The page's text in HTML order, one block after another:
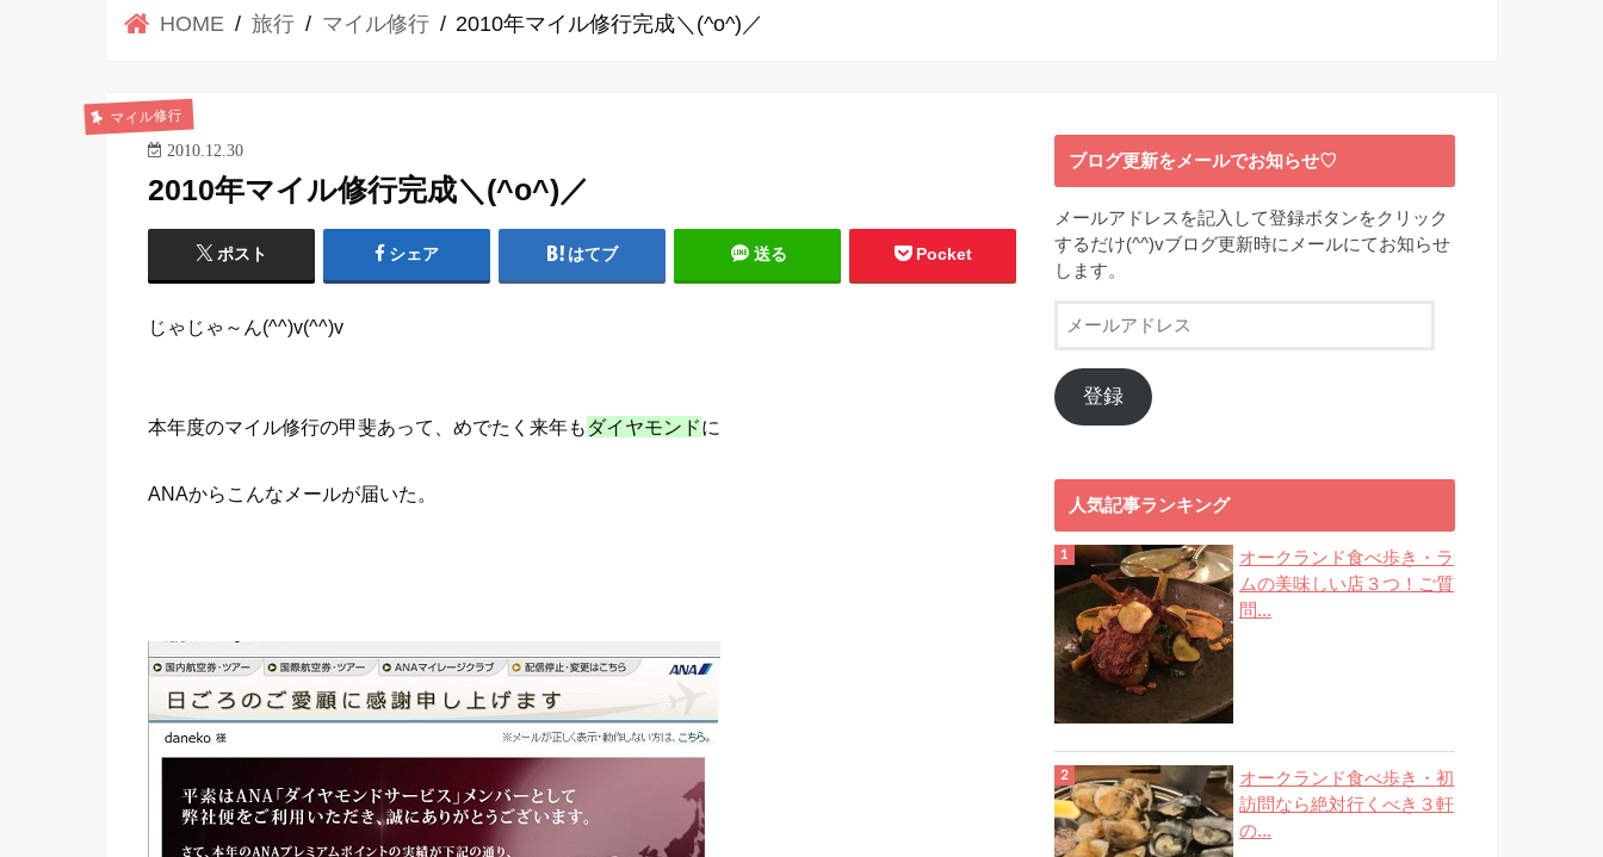
HOME 旅行 マイル修行 2010年マイル修行完成＼(^o^)／
マイル修行
2010.12.30
2010年マイル修行完成＼(^o^)／
ポスト シェア はてブ 送る Pocket
じゃじゃ～ん(^^)v(^^)v
本年度のマイル修行の甲斐あって、めでたく来年も ダイヤモンドに
ANAからこんなメールが届いた。
ブログ更新をメールでお知らせ♡
メールアドレスを記入して登録ボタンをクリック
するだけ(^^)vブログ更新時にメールにてお知らせ
します。
ー
ア
ド
登録
人気記事ランキング
オークランド食べ歩き・ラ
ムの美味しい店３つ！ご質
問...
オークランド食べ歩き・初
訪問なら絶対行くべき３軒
の...